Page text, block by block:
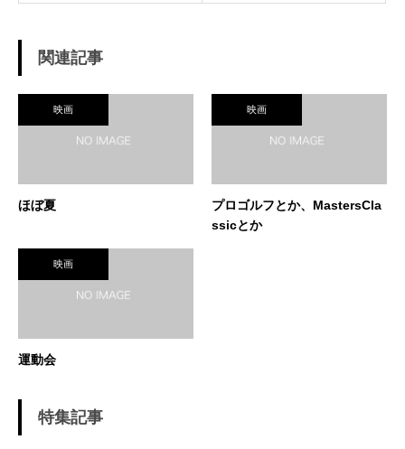
関連記事
映画
ほぼ夏
映画
プロゴルフとか、MastersCla
ssicとか
映画
運動会
特集記事